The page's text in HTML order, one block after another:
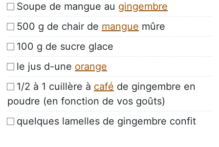
Soupe de mangue au gingembre
500 g de chair de mangue mûre
100 g de sucre glace
le jus d-une orange
1/2 à 1 cuillère à café de gingembre en
poudre (en fonction de vos goûts)
quelques lamelles de gingembre confit